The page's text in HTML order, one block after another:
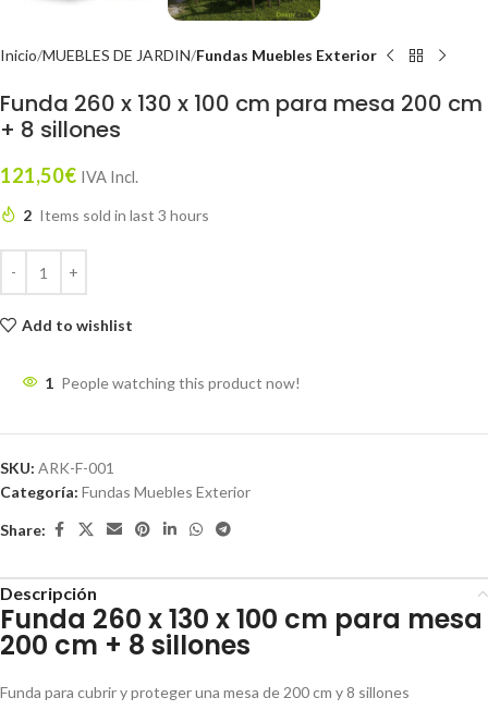
Inicio MUEBLES DE JARDIN Fundas Muebles Exterior
Funda 260 x 130 x 100 cm para mesa 200 cm
+ 8 sillones
121,50€ IVA Incl.
2 Items sold in last 3 hours
Add to wishlist
1 People watching this product now!
SKU: ARK-F-001
Categoría: Fundas Muebles Exterior
Share:
Descripción
Funda 260 x 130 x 100 cm para mesa
200 cm + 8 sillones
Funda para cubrir y proteger una mesa de 200 cm y 8 sillones